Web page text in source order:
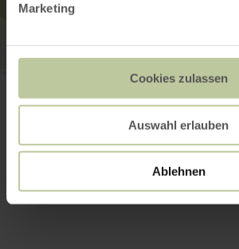
Marketing
Cookies zulassen
Auswahl erlauben
Ablehnen
euvea Freizeit- und Tagungshotel gGmbh
54673 Neuerburg
(0049) 6564-96090
Webseite